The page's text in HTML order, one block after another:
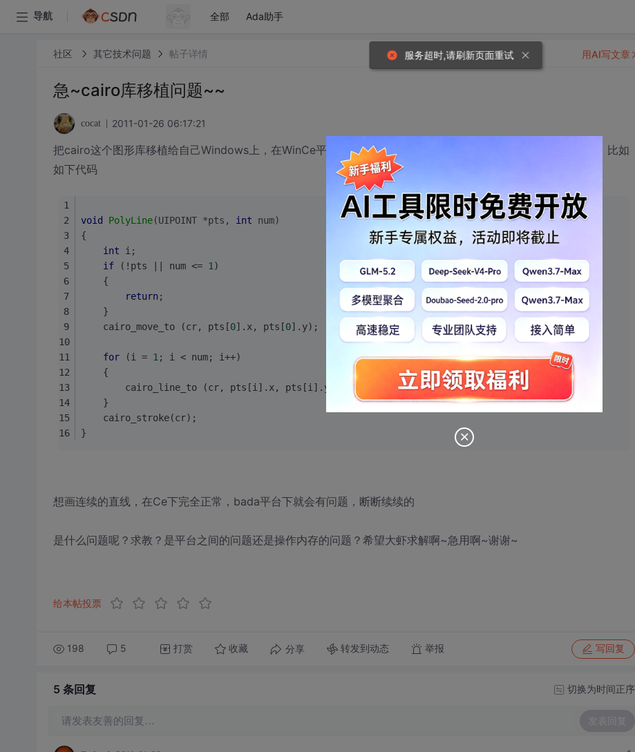
导航 全部 Ada助手
社区 其它技术问题 帖子详情
急~cairo库移植问题~~
cocat 2011-01-26 06:17:21
把cairo这个图形库移植给自己Windows上，在WinCe平台上画图可以很正常的实现，而在bada平台却出现问题，比如
如下代码
void PolyLine(UIPOINT *pts, int num)
{
int i;
if (!pts || num <= 1 )
	{
return;
	}
	cairo_move_to (cr, pts[
0].x, pts[0].y);
for (i = 1 ; i < num; i++)
	{
	}
	cairo_stroke(cr);
}
想画连续的直线，在Ce下完全正常，bada平台下就会有问题，断断续续的
是什么问题呢？求教？是平台之间的问题还是操作内存的问题？希望大虾求解啊~急用啊~谢谢~
给本帖投票
198 5 打赏 收藏 分享 转发到动态 举报 写回复
用AI写文章
5 条回复 切换为时间正序
请发表友善的回复… 发表回复
服务超时,请刷新页面重试